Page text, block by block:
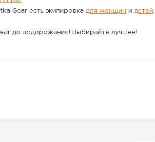
Gear есть экипировка для женщин и детей
до подорожания! Выбирайте лучшее!